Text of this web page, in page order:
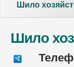
Шило
Шило